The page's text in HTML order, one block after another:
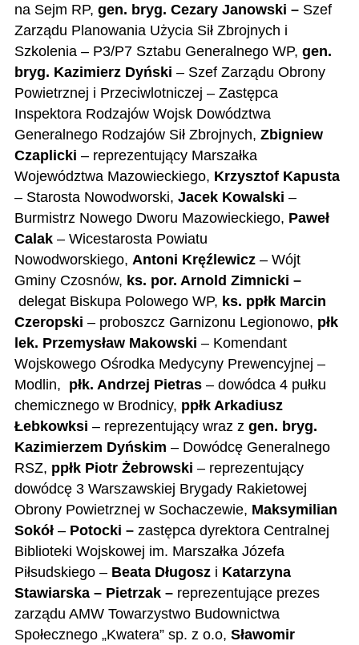
na Sejm RP, gen. bryg. Cezary Janowski – Szef
Zarządu Planowania Użycia Sił Zbrojnych i
Szkolenia – P3/P7 Sztabu Generalnego WP, gen.
bryg. Kazimierz Dyński – Szef Zarządu Obrony
Powietrznej i Przeciwlotniczej – Zastępca
Inspektora Rodzajów Wojsk Dowództwa
Generalnego Rodzajów Sił Zbrojnych, Zbigniew
Czaplicki – reprezentujący Marszałka
Województwa Mazowieckiego, Krzysztof Kapusta
– Starosta Nowodworski, Jacek Kowalski –
Burmistrz Nowego Dworu Mazowieckiego, Paweł
Calak– Wicestarosta Powiatu
Nowodworskiego, Antoni Kręźlewicz– Wójt
Gminy Czosnów, ks. por. Arnold Zimnicki –
delegat Biskupa Polowego WP, ks. ppłk Marcin
Czeropski – proboszcz Garnizonu Legionowo, płk
lek. Przemysław Makowski – Komendant
Wojskowego Ośrodka Medycyny Prewencyjnej –
Modlin, płk. Andrzej Pietras– dowódca 4 pułku
chemicznego w Brodnicy, ppłk Arkadiusz
Łebkowksi – reprezentujący wraz z gen. bryg.
Kazimierzem Dyńskim – Dowódcę Generalnego
RSZ, ppłk Piotr Żebrowski – reprezentujący
dowódcę 3 Warszawskiej Brygady Rakietowej
Obrony Powietrznej w Sochaczewie, Maksymilian
Sokół – Potocki – zastępca dyrektora Centralnej
Biblioteki Wojskowej im. Marszałka Józefa
Piłsudskiego – Beata Długosz i Katarzyna
Stawiarska – Pietrzak – reprezentujące prezes
zarządu AMW Towarzystwo Budownictwa
Społecznego „Kwatera” sp. z o.o, Sławomir